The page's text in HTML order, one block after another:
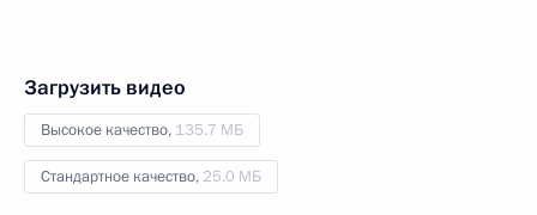
Загрузить видео
Высокое качество, 135.7 МБ
Стандартное качество, 25.0 МБ